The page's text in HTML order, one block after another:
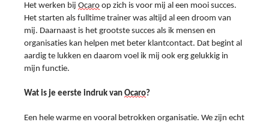
Het werken bij Ocaro op zich is voor mij al een mooi succes.
Het starten als fulltime trainer was altijd al een droom van
mij. Daarnaast is het grootste succes als ik mensen en
organisaties kan helpen met beter klantcontact. Dat begint al
aardig te lukken en daarom voel ik mij ook erg gelukkig in
mijn functie.
Wat is je eerste indruk van Ocaro?
Een hele warme en vooral betrokken organisatie. We zijn echt